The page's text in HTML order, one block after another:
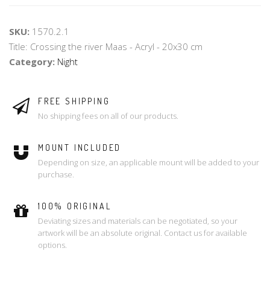
SKU: 1570.2.1
Title: Crossing the river Maas - Acryl - 20x30 cm
Category: Night
FREE SHIPPING
No shipping fees on all of our products.
MOUNT INCLUDED
Depending on size, an applicable mount will be added to your
purchase.
100% ORIGINAL
Deviating sizes and materials can be negotiated, so your
artwork will be an absolute original. Contact us for available
options.